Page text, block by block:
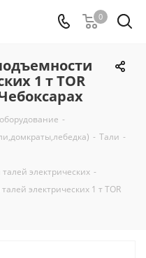
0
1 т TOR
-
- Тали -
электрических -
электрических 1 т TOR